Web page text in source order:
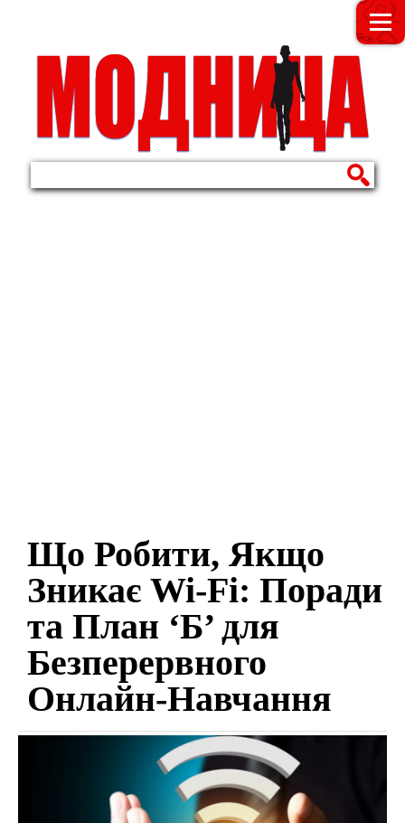
МОДНИЦА
Що Робити, Якщо
Зникає Wi-Fi: Поради
та План ‘Б’ для
Безперервного
Онлайн-Навчання